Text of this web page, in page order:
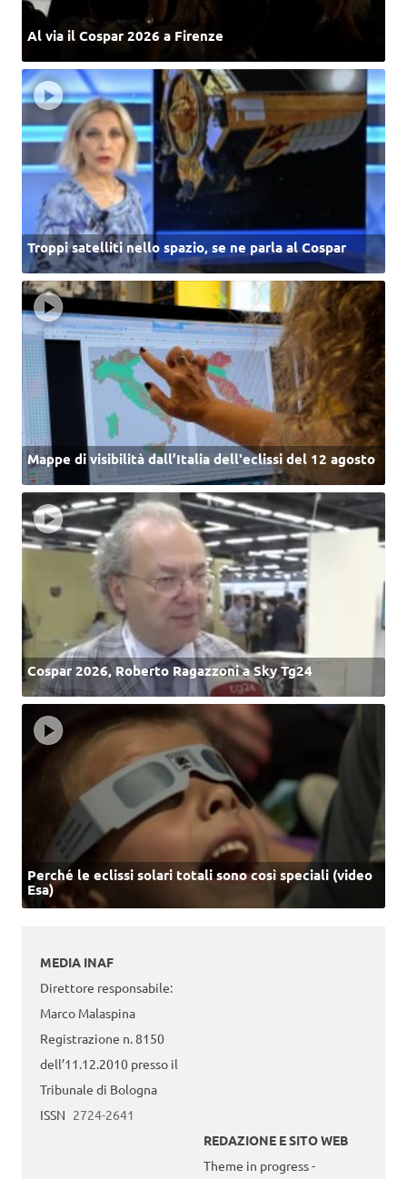
Al via il Cospar 2026 a Firenze
Troppi satelliti nello spazio, se ne parla al Cospar
Mappe di visibilità dall’Italia dell'eclissi del 12 agosto
Cospar 2026, Roberto Ragazzoni a Sky Tg24
Perché le eclissi solari totali sono così speciali (video
Esa)
MEDIA INAF
Direttore responsabile:
Marco Malaspina
Registrazione n. 8150
dell’11.12.2010 presso il
Tribunale di Bologna
ISSN 2724-2641
REDAZIONE E SITO WEB
Theme in progress -